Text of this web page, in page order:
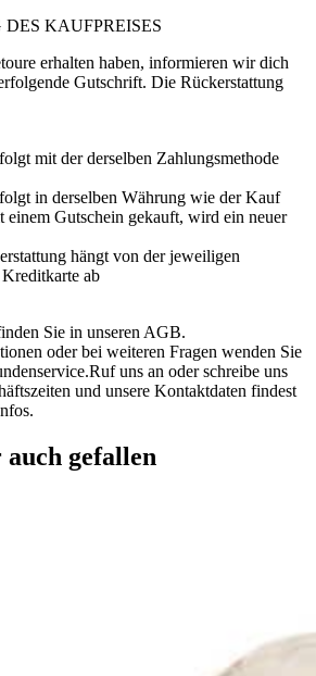
KAUFPREISES
erhalten haben, informieren wir dich
Gutschrift. Die Rückerstattung
mit der derselben Zahlungsmethode
in derselben Währung wie der Kauf
einem Gutschein gekauft, wird ein neuer
hängt von der jeweiligen
ab
Sie in unseren AGB.
oder bei weiteren Fragen wenden Sie
uns an oder schreibe uns
und unsere Kontaktdaten findest
gefallen